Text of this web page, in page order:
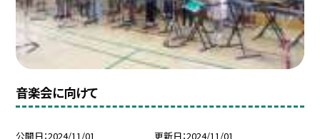
音楽会に向けて
公開日 2024/11/01 更新日 2024/11/01